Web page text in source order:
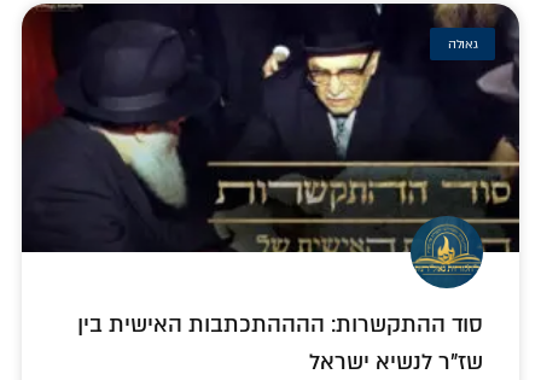
גאולה
סוד ההתקשרות: ההההתכתבות האישית בין
שז"ר לנשיא ישראל